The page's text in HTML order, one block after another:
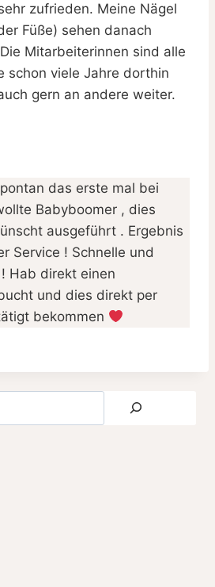
zufrieden. Meine Nägel
Füße) sehen danach
Mitarbeiterinnen sind alle
schon viele Jahre dorthin
gern an andere weiter.
das erste mal bei
Babyboomer , dies
ausgeführt . Ergebnis
Service ! Schnelle und
Hab direkt einen
und dies direkt per
bekommen